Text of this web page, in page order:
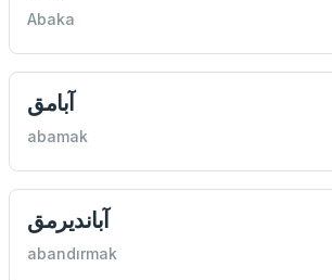
Abaka
آبامق
abamak
آبانديرمق
abandırmak